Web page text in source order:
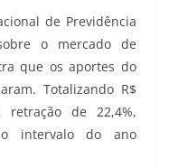
de Previdência
o mercado de
que os aportes do
Totalizando R$
retração de 22,4%,
intervalo do ano